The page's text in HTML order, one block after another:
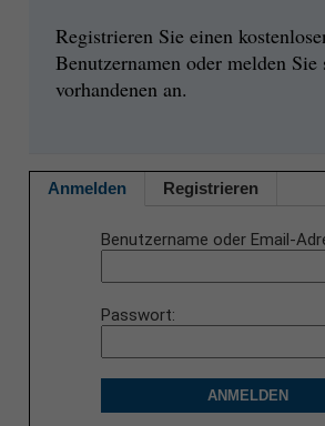
Registrieren Sie einen
Benutzernamen oder melden
vorhandenen an.
Anmelden Registrieren
Benutzername oder Email-
Passwort
ANMELDEN